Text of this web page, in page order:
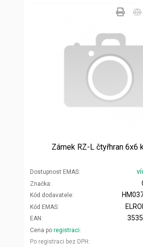
Zámek RZ-L čtyřhran 6x6
Dostupnost EMAS
Značka
Kód dodavatele
Kód EMAS
EAN
Cena po registraci
Po registraci bez DPH